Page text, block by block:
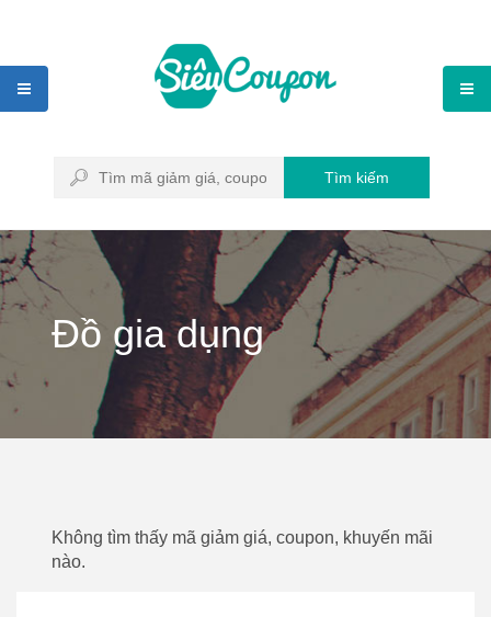
Tìm kiếm
Đồ gia dụng
Không tìm thấy mã giảm giá, coupon, khuyến mãi
nào.